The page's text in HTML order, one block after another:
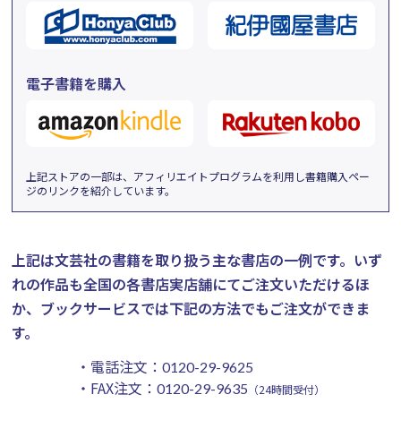
電子書籍を購入
上記ストアの一部は、アフィリエイトプログラムを利用し書籍購入ペー
ジのリンクを紹介しています。
上記は文芸社の書籍を取り扱う主な書店の一例です。 いず
れの作品も全国の各書店実店舗にてご注文いただけるほ
か、ブックサービスでは下記の方法でもご注文ができま
す。
・電話注文： 0120-29-9625
・FAX注文： 0120-29-9635 （24時間受付）